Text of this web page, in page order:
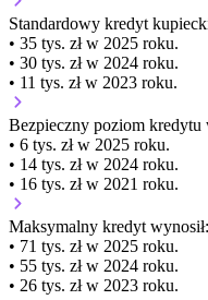
Standardowy kredyt
• 35 tys. zł w 2025 roku.
• 30 tys. zł w 2024 roku.
• 11 tys. zł w 2023 roku.
Bezpieczny poziom kredytu
• 6 tys. zł w 2025 roku.
• 14 tys. zł w 2024 roku.
• 16 tys. zł w 2021 roku.
Maksymalny kredyt wynosił:
• 71 tys. zł w 2025 roku.
• 55 tys. zł w 2024 roku.
• 26 tys. zł w 2023 roku.